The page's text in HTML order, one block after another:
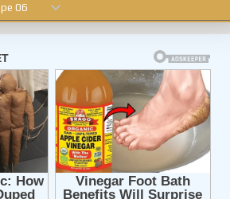
06
07
08
09
10
11
12
13